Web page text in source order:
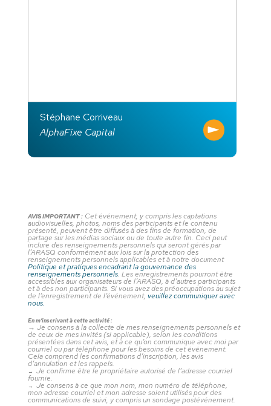
Stéphane Corriveau
AlphaFixe Capital
AVIS IMPORTANT : Cet événement, y compris les captations
audiovisuelles, photos, noms des participants et le contenu
présenté, peuvent être diffusés à des fins de formation, de
partage sur les médias sociaux ou de toute autre fin. Ceci peut
inclure des renseignements personnels qui seront gérés par
l’ARASQ conformément aux lois sur la protection des
renseignements personnels applicables et à notre document
Politique et pratiques encadrant la gouvernance des
renseignements personnels. Les enregistrements pourront être
accessibles aux organisateurs de l’ARASQ, à d’autres participants
et à des non participants. Si vous avez des préoccupations au sujet
de l’enregistrement de l’événement,veuillez communiquer avec
nous.
En m’inscrivant à cette activité :
→Je consens à la collecte de mes renseignements personnels et
de ceux de mes invités (si applicable), selon les conditions
présentées dans cet avis, et à ce qu’on communique avec moi par
courriel ou par téléphone pour les besoins de cet événement.
Cela comprend les confirmations d’inscription, les avis
d’annulation et les rappels.
→ Je confirme être le propriétaire autorisé de l’adresse courriel
fournie.
→ Je consens à ce que mon nom, mon numéro de téléphone,
mon adresse courriel et mon adresse soient utilisés pour des
communications de suivi, y compris un sondage postévénement.